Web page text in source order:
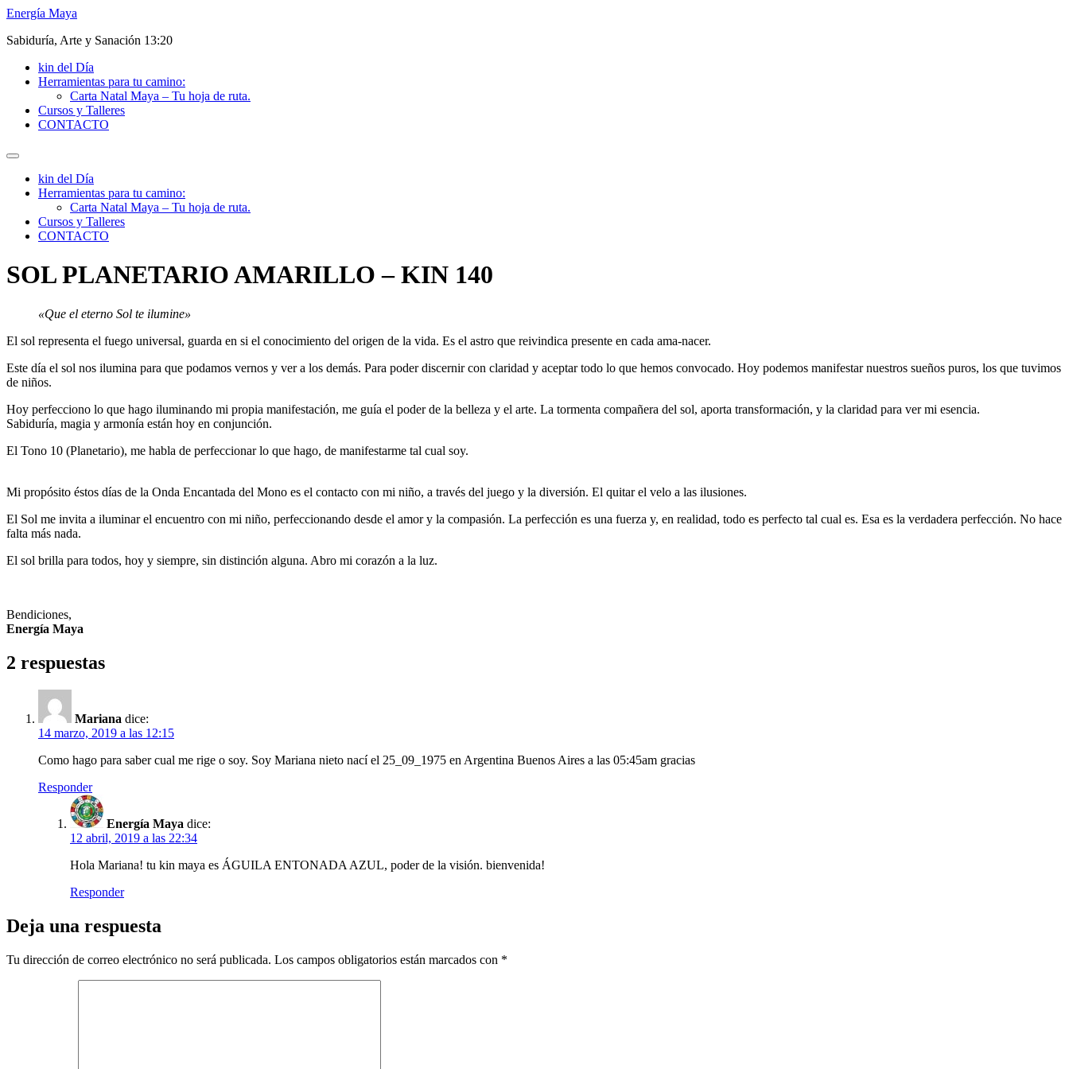
Ir
contenido
Energía Maya
Sabiduría, Arte y Sanación 13:20
kin del Día
Herramientas para tu camino:
Carta Natal Maya – Tu hoja de ruta.
Cursos y Talleres
CONTACTO
kin del Día
Herramientas para tu camino:
Carta Natal Maya – Tu hoja de ruta.
Cursos y Talleres
CONTACTO
SOL PLANETARIO AMARILLO – KIN 140
«Que el eterno Sol te ilumine»
El sol representa el fuego universal, guarda en si el conocimiento del origen de la vida. Es el astro que reivindica presente en cada ama-nacer.
Este día el sol nos ilumina para que podamos vernos y ver a los demás. Para poder discernir con claridad y aceptar todo lo que hemos convocado. Hoy podemos manifestar nuestros sueños puros, los que tuvimos
de niños.
Hoy perfecciono lo que hago iluminando mi propia manifestación, me guía el poder de la belleza y el arte. La tormenta compañera del sol, aporta transformación, y la claridad para ver mi esencia.
Sabiduría, magia y armonía están hoy en conjunción.
El Tono 10 (Planetario), me habla de perfeccionar lo que hago, de manifestarme tal cual soy.
Mi propósito éstos días de la Onda Encantada del Mono es el contacto con mi niño, a través del juego y la diversión. El quitar el velo a las ilusiones.
El Sol me invita a iluminar el encuentro con mi niño, perfeccionando desde el amor y la compasión. La perfección es una fuerza y, en realidad, todo es perfecto tal cual es. Esa es la verdadera perfección. No hace
falta más nada.
El sol brilla para todos, hoy y siempre, sin distinción alguna. Abro mi corazón a la luz.
Bendiciones,
Energía Maya
2 respuestas
Mariana dice:
14 marzo, 2019 a las 12:15
Como hago para saber cual me rige o soy. Soy Mariana nieto nací el 25_09_1975 en Argentina Buenos Aires a las 05:45am gracias
Responder
Energía Maya dice:
12 abril, 2019 a las 22:34
Hola Mariana! tu kin maya es ÁGUILA ENTONADA AZUL, poder de la visión. bienvenida!
Responder
Deja una respuesta
Tu dirección de correo electrónico no será publicada. Los campos obligatorios están marcados con *